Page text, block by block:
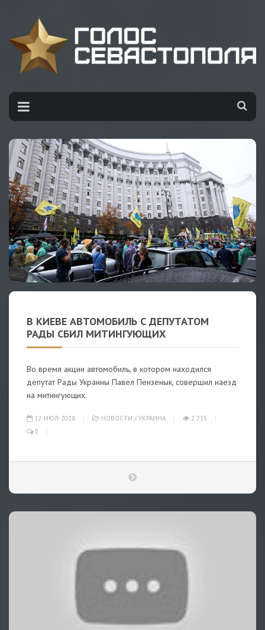
В КИЕВЕ АВТОМОБИЛЬ С ДЕПУТАТОМ
РАДЫ СБИЛ МИТИНГУЮЩИХ
Во время акции автомобиль, в котором находился
депутат Рады Украины Павел Пензенык, совершил наезд
на митингующих.
12-ИЮЛ-2018 НОВОСТИ / УКРАИНА
2 735
0